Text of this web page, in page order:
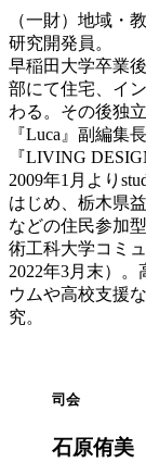
（一財）地域・
研究開発員。
早稲田大学卒業
部にて住宅、イ
わる。その後独
『Luca』副編集
『LIVING
2009年1月より
はじめ、栃木県
などの住民参加
術工科大学コミ
2022年3月末）
ウムや高校支援
究。
司会
石原侑美